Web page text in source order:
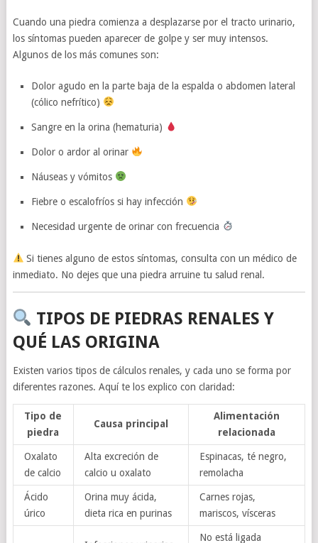
Cuando una piedra comienza a desplazarse por el tracto urinario,
los síntomas pueden aparecer de golpe y ser muy intensos.
Algunos de los más comunes son:
Dolor agudo en la parte baja de la espalda o abdomen lateral
(cólico nefrítico)
Sangre en la orina (hematuria)
Dolor o ardor al orinar
Náuseas y vómitos
Fiebre o escalofríos si hay infección
Necesidad urgente de orinar con frecuencia
Si tienes alguno de estos síntomas, consulta con un médico de
inmediato. No dejes que una piedra arruine tu salud renal.
TIPOS DE PIEDRAS RENALES Y
QUÉ LAS ORIGINA
Existen varios tipos de cálculos renales, y cada uno se forma por
diferentes razones. Aquí te los explico con claridad:
Tipo de
piedra
Causa principal
Alimentación
relacionada
Oxalato
de calcio
Alta excreción de
calcio u oxalato
Espinacas, té negro,
remolacha
Ácido
úrico
Orina muy ácida,
dieta rica en purinas
Carnes rojas,
mariscos, vísceras
No está ligada